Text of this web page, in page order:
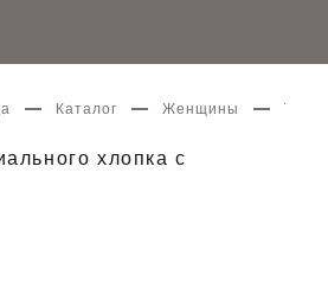
Каталог Женщины Топ
хлопка с